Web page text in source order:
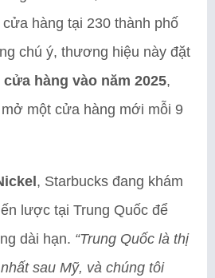
hàng tại 230 thành phố
chú ý, thương hiệu này đặt
cửa hàng vào năm 2025,
một cửa hàng mới mỗi 9
, Starbucks đang khám
lược tại Trung Quốc để
dài hạn. “Trung Quốc là thị
sau Mỹ, và chúng tôi